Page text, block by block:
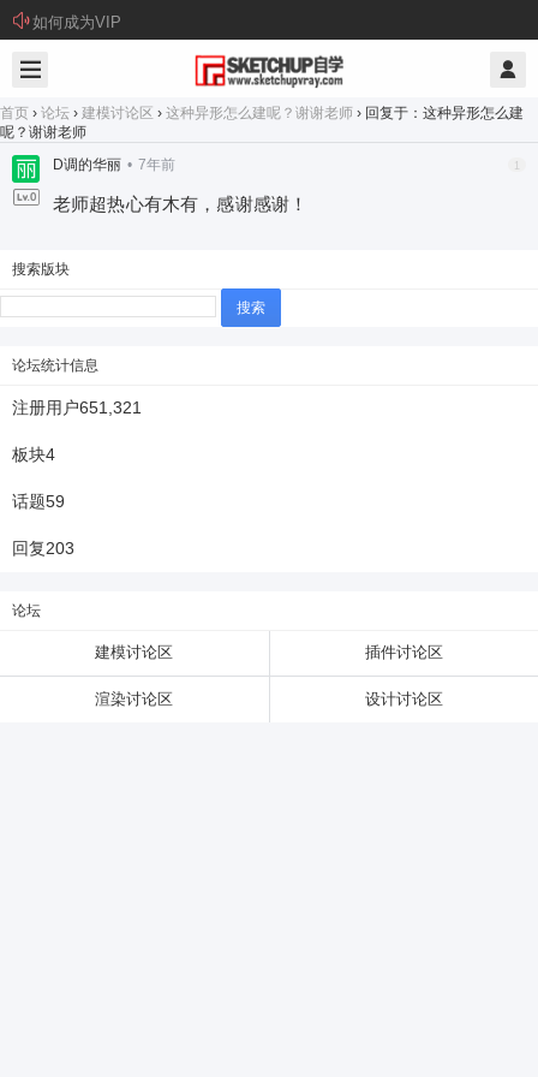
如何成为VIP
首页 › 论坛 › 建模讨论区 › 这种异形怎么建呢？谢谢老师 › 回复于：这种异形怎么建
呢？谢谢老师
D调的华丽 • 7年前 1
老师超热心有木有，感谢感谢！
搜索版块
搜
索：
论坛统计信息
注册用户651,321
板块4
话题59
回复203
论坛
建模讨论区 插件讨论区
渲染讨论区 设计讨论区
您没有权限发布内容，请购买会员或者提升权
限。